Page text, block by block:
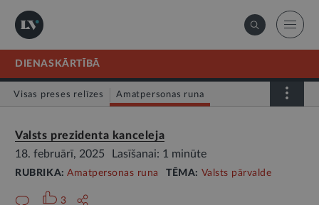
DIENASKĀRTĪBĀ
Visas preses relīzes Amatpersonas runa
Valsts prezidenta kanceleja
18. februārī, 2025
Lasīšanai: 1 minūte
RUBRIKA:Amatpersonas runa TĒMA: Valsts pārvalde
3